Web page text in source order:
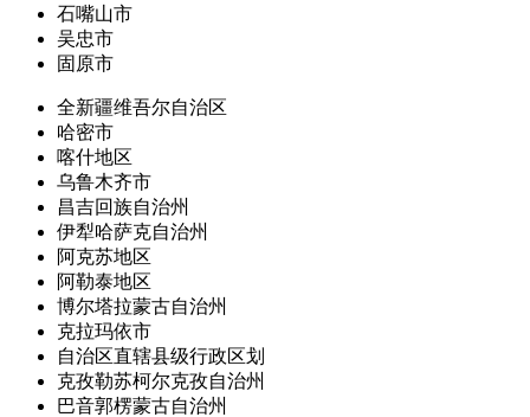
石嘴山市
吴忠市
固原市
全新疆维吾尔自治区
哈密市
喀什地区
乌鲁木齐市
昌吉回族自治州
伊犁哈萨克自治州
阿克苏地区
阿勒泰地区
博尔塔拉蒙古自治州
克拉玛依市
自治区直辖县级行政区划
克孜勒苏柯尔克孜自治州
巴音郭楞蒙古自治州